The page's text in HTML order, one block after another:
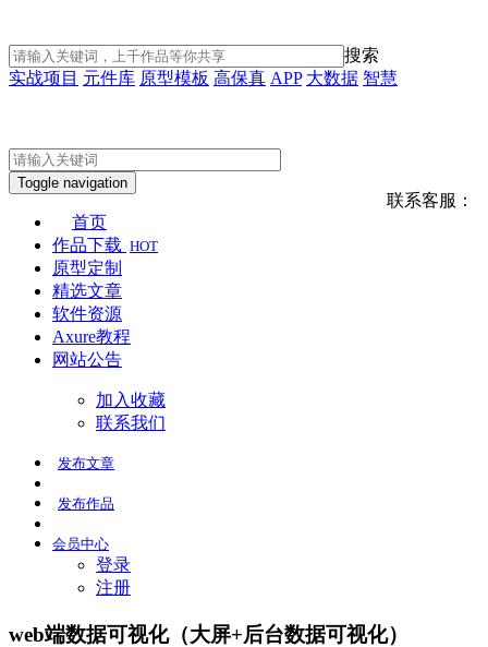
搜索
实战项目 元件库 原型模板 高保真 APP 大数据 智慧
联系客服：
Toggle navigation
首页
作品下载 HOT
原型定制
精选文章
软件资源
Axure教程
网站公告
加入收藏
联系我们
发布文章
发布作品
会员中心
登录
注册
web端数据可视化（大屏+后台数据可视化）